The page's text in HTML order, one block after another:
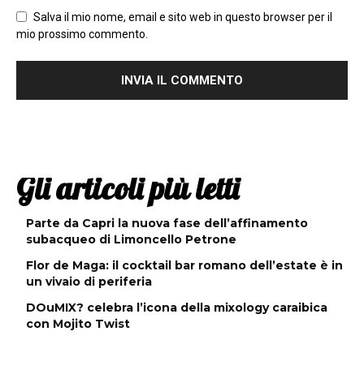
Salva il mio nome, email e sito web in questo browser per il
mio prossimo commento.
Gli articoli più letti
Parte da Capri la nuova fase dell’affinamento
subacqueo di Limoncello Petrone
Flor de Maga: il cocktail bar romano dell’estate è in
un vivaio di periferia
DOuMIX? celebra l’icona della mixology caraibica
con Mojito Twist